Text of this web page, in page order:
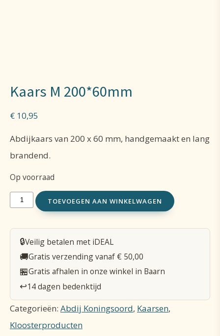
Kaars M 200*60mm
€ 10,95
Abdijkaars van 200 x 60 mm, handgemaakt en lang
brandend.
Op voorraad
Kaars
200*60mm
aantal
TOEVOEGEN AAN WINKELWAGEN
🔒Veilig betalen met iDEAL
🚚Gratis verzending vanaf € 50,00
🏪Gratis afhalen in onze winkel in Baarn
↩️14 dagen bedenktijd
Categorieën: Abdij Koningsoord, Kaarsen,
Kloosterproducten